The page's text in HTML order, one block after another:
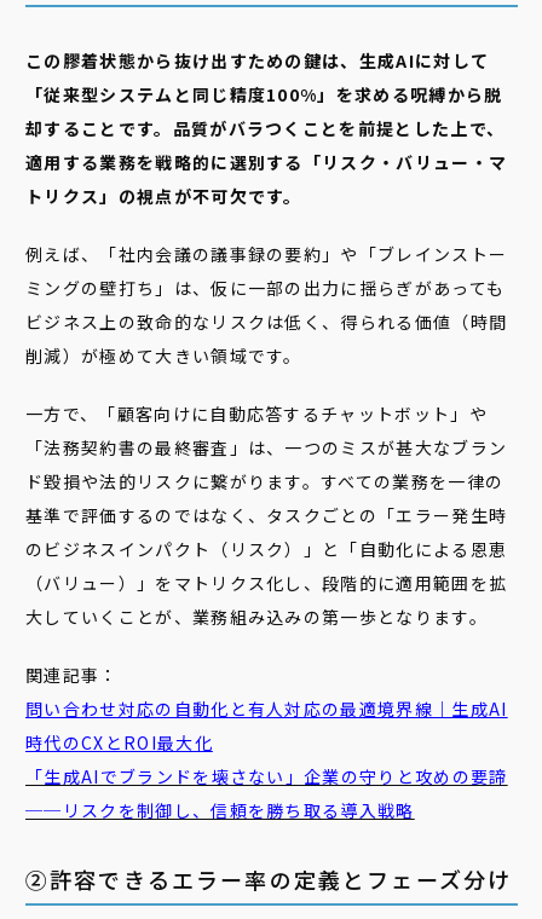
この膠着状態から抜け出すための鍵は、生成AIに対して
「従来型システムと同じ精度100%」を求める呪縛から脱
却することです。品質がバラつくことを前提とした上で、
適用する業務を戦略的に選別する「リスク・バリュー・マ
トリクス」の視点が不可欠です。
例えば、「社内会議の議事録の要約」や「ブレインストー
ミングの壁打ち」は、仮に一部の出力に揺らぎがあっても
ビジネス上の致命的なリスクは低く、得られる価値（時間
削減）が極めて大きい領域です。
一方で、「顧客向けに自動応答するチャットボット」や
「法務契約書の最終審査」は、一つのミスが甚大なブラン
ド毀損や法的リスクに繋がります。すべての業務を一律の
基準で評価するのではなく、タスクごとの「エラー発生時
のビジネスインパクト（リスク）」と「自動化による恩恵
（バリュー）」をマトリクス化し、段階的に適用範囲を拡
大していくことが、業務組み込みの第一歩となります。
関連記事：
問い合わせ対応の自動化と有人対応の最適境界線｜生成AI
時代のCXとROI最大化
「生成AIでブランドを壊さない」企業の守りと攻めの要諦
──リスクを制御し、信頼を勝ち取る導入戦略
②許容できるエラー率の定義とフェーズ分け